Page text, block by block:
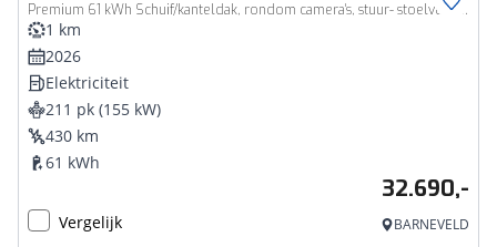
Premium 61 kWh Schuif/kanteldak, rondom camera's, stuur- stoelverwarming en ventilatie
1 km
2026
Elektriciteit
211 pk (155 kW)
430 km
61 kWh
32.690,-
Vergelijk BARNEVELD